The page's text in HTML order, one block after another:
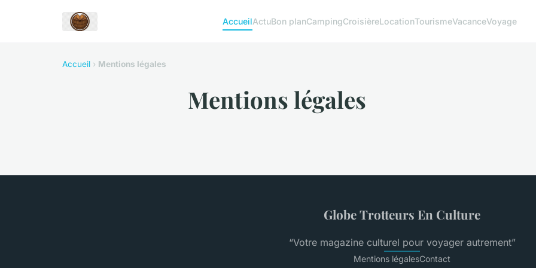
AccueilActuBon planCampingCroisièreLocationTourismeVacanceVoyage
Accueil › Mentions légales
Mentions légales
Globe Trotteurs En Culture
“Votre magazine culturel pour voyager autrement”
Mentions légalesContact